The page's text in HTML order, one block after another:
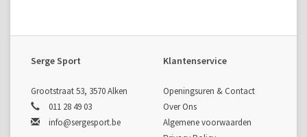
Serge Sport
Grootstraat 53, 3570 Alken
011 28 49 03
info@sergesport.be
Klantenservice
Openingsuren & Contact
Over Ons
Algemene voorwaarden